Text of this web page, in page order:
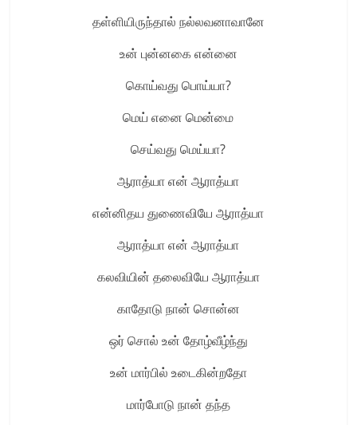
தள்ளியிருந்தால் நல்லவனாவானே
உன் புன்னகை என்னை
கொய்வது பொய்யா?
மெய் எனை மென்மை
செய்வது மெய்யா?
ஆராத்யா என் ஆராத்யா
என்னிதய துணைவியே ஆராத்யா
ஆராத்யா என் ஆராத்யா
கலவியின் தலைவியே ஆராத்யா
காதோடு நான் சொன்ன
ஒர் சொல் உன் தோழ்வீழ்ந்து
உன் மார்பில் உடைகின்றதோ
மார்போடு நான் தந்த